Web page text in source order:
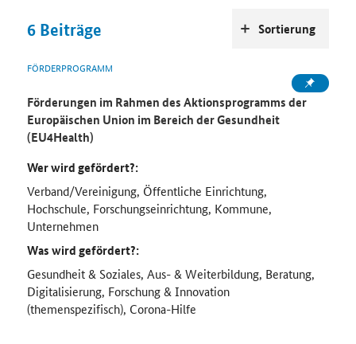
6 Beiträge
FÖRDERPROGRAMM
Förderungen im Rahmen des Aktionsprogramms der
Europäischen Union im Bereich der Gesundheit
(EU4Health)
Wer wird gefördert?:
Verband/Vereinigung, Öffentliche Einrichtung,
Hochschule, Forschungseinrichtung, Kommune,
Unternehmen
Was wird gefördert?:
Gesundheit & Soziales, Aus- & Weiterbildung, Beratung,
Digitalisierung, Forschung & Innovation
(themenspezifisch), Corona-Hilfe
Sortierung